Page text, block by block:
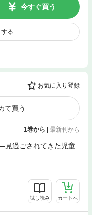
今すぐ買う
る
お気に入り登録
て買う
1巻から | 最新刊から
過ごされてきた児童
試し読み カートへ